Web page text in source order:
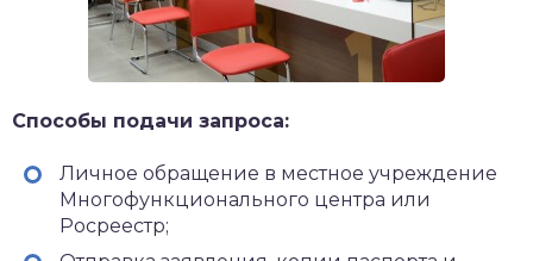
Способы подачи запроса:
Личное обращение в местное учреждение
Многофункционального центра или
Росреестр;